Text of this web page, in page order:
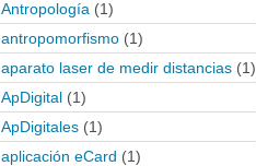
Antropología (1)
antropomorfismo (1)
aparato laser de medir distancias (1)
ApDigital (1)
ApDigitales (1)
aplicación eCard (1)